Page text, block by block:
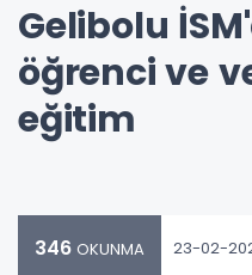
Gelibolu
öğrenci ve
eğitim
346 OKUNMA 23-02-